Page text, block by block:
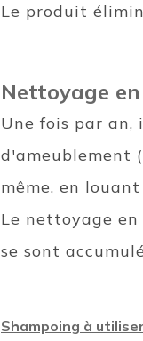
Le produit
Nettoyage
Une fois par
d'ameublement
même, en
Le nettoyage
se sont
Shampoing à